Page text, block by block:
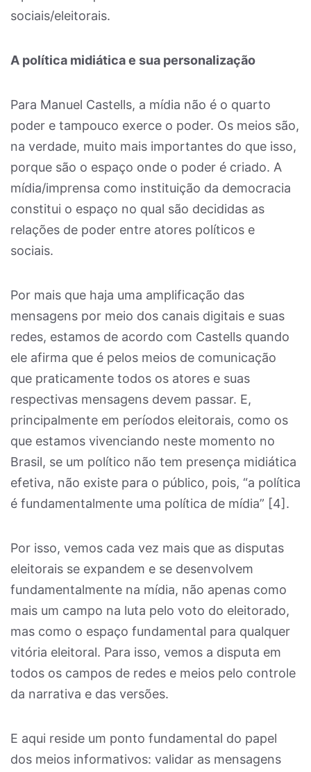
sociais/eleitorais.
A política midiática e sua personalização
Para Manuel Castells, a mídia não é o quarto
poder e tampouco exerce o poder. Os meios são,
na verdade, muito mais importantes do que isso,
porque são o espaço onde o poder é criado. A
mídia/imprensa como instituição da democracia
constitui o espaço no qual são decididas as
relações de poder entre atores políticos e
sociais.
Por mais que haja uma amplificação das
mensagens por meio dos canais digitais e suas
redes, estamos de acordo com Castells quando
ele afirma que é pelos meios de comunicação
que praticamente todos os atores e suas
respectivas mensagens devem passar. E,
principalmente em períodos eleitorais, como os
que estamos vivenciando neste momento no
Brasil, se um político não tem presença midiática
efetiva, não existe para o público, pois, “a política
é fundamentalmente uma política de mídia” [4].
Por isso, vemos cada vez mais que as disputas
eleitorais se expandem e se desenvolvem
fundamentalmente na mídia, não apenas como
mais um campo na luta pelo voto do eleitorado,
mas como o espaço fundamental para qualquer
vitória eleitoral. Para isso, vemos a disputa em
todos os campos de redes e meios pelo controle
da narrativa e das versões.
E aqui reside um ponto fundamental do papel
dos meios informativos: validar as mensagens